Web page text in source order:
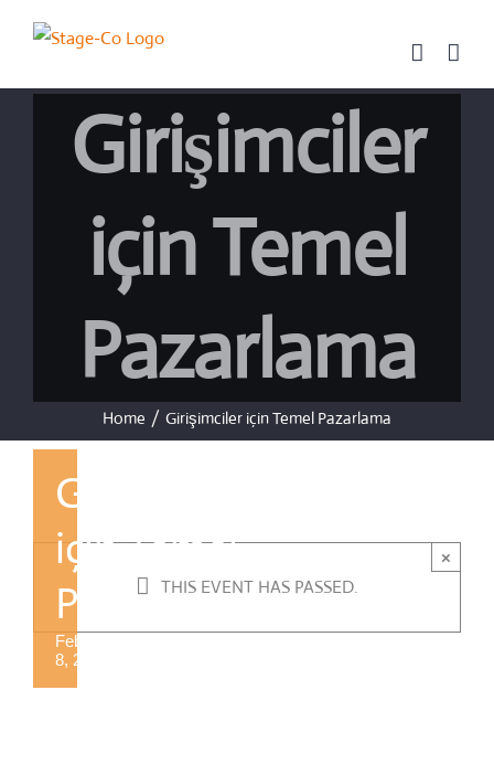
Girişimciler
için Temel
Pazarlama
Home / Girişimciler için Temel Pazarlama
×
THIS EVENT HAS PASSED.
Girişimciler
için Temel
Pazarlama
February
8, 2018